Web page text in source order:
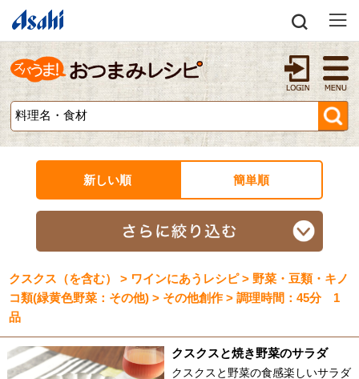
新しい順 簡単順
クスクス（を含む） > ワインにあうレシピ > 野菜・豆類・キノ
コ類(緑黄色野菜：その他) > その他創作 > 調理時間：45分 1
品
クスクスと焼き野菜のサラダ
クスクスと野菜の食感楽しいサラダ